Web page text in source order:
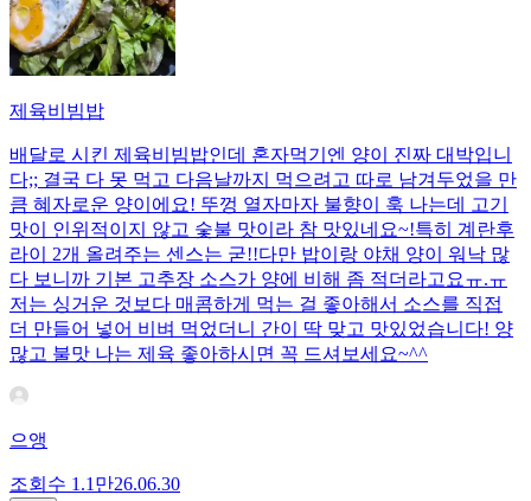
제육비빔밥
배달로 시킨 제육비빔밥인데 혼자먹기엔 양이 진짜 대박입니
다;; 결국 다 못 먹고 다음날까지 먹으려고 따로 남겨두었을 만
큼 혜자로운 양이에요! 뚜껑 열자마자 불향이 훅 나는데 고기
맛이 인위적이지 않고 숯불 맛이라 참 맛있네요~!특히 계란후
라이 2개 올려주는 센스는 굳!! ​다만 밥이랑 야채 양이 워낙 많
다 보니까 기본 고추장 소스가 양에 비해 좀 적더라고요ㅠ.ㅠ
저는 싱거운 것보다 매콤하게 먹는 걸 좋아해서 소스를 직접
더 만들어 넣어 비벼 먹었더니 간이 딱 맞고 맛있었습니다! 양
많고 불맛 나는 제육 좋아하시면 꼭 드셔보세요~^^
으앵
조회수 1.1만26.06.30